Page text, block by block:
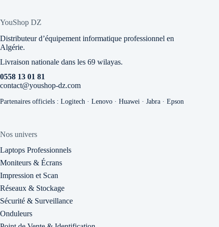
YouShop DZ
Distributeur d’équipement informatique professionnel en
Algérie.
Livraison nationale dans les 69 wilayas.
0558 13 01 81
contact@youshop-dz.com
Partenaires officiels : Logitech · Lenovo · Huawei · Jabra · Epson
Nos univers
Laptops Professionnels
Moniteurs & Écrans
Impression et Scan
Réseaux & Stockage
Sécurité & Surveillance
Onduleurs